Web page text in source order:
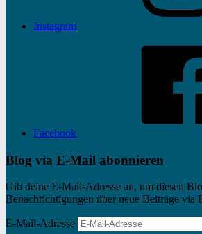
Instagram
Facebook
Blog via E-Mail abonnieren
Gib deine E-Mail-Adresse an, um diesen
Benachrichtigungen über neue Beiträge via
E-Mail-Adresse